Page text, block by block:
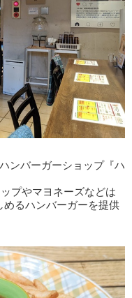
ンバーガーショップ『ハ
プやマヨネーズなどは
るハンバーガーを提供